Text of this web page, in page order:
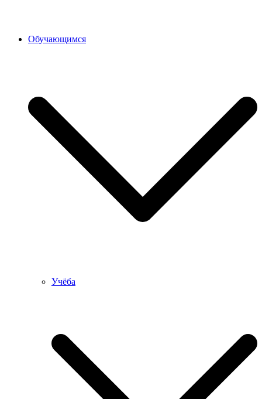
Обучающимся
Учёба